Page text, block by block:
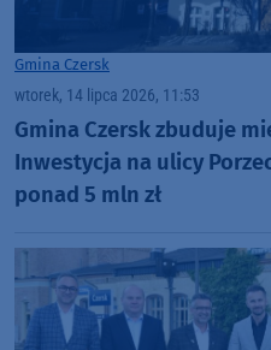
Gmina Czersk
wtorek, 14 lipca 2026, 11:53
Gmina Czersk zbuduje
Inwestycja na ulicy
ponad 5 mln zł